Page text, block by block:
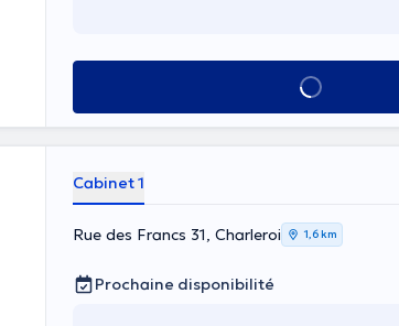
Voir tout
Cabinet 1
Rue des Francs 31, Charleroi 1,6 km
Prochaine disponibilité